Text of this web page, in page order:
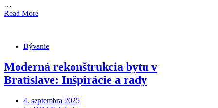
…
Read More
Bývanie
Moderná rekonštrukcia bytu v
Bratislave: Inšpirácie a rady
Posted
4. septembra 2025